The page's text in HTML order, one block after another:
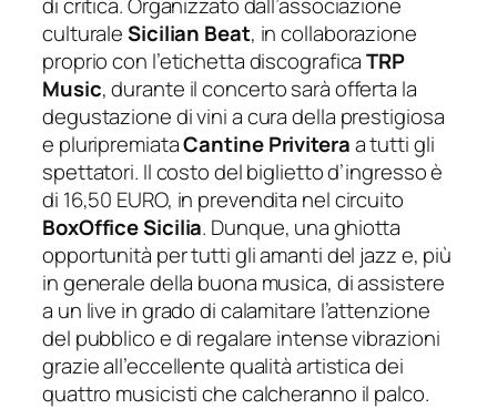
culturaleSicilian Beat, in collaborazione
proprio con l’etichetta discograficaTRP
Music, durante il concerto sarà offerta la
degustazione di vini a cura della prestigiosa
e pluripremiataCantine Priviteraa tutti gli
spettatori. Il costo del biglietto d’ingresso è
di 16,50 EURO, in prevendita nel circuito
BoxOffice Sicilia. Dunque, una ghiotta
opportunità per tutti gli amanti del jazz e, più
in generale della buona musica, di assistere
a un live in grado di calamitare l’attenzione
del pubblico e di regalare intense vibrazioni
grazie all’eccellente qualità artistica dei
quattro musicisti che calcheranno il palco.